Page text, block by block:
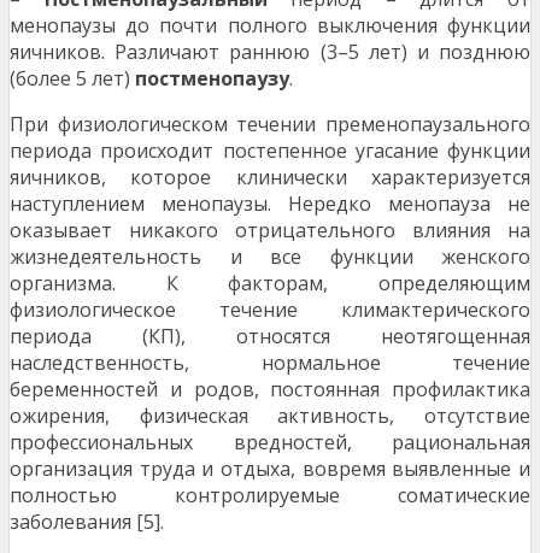
менопаузы до почти полного выключения функции
яичников. Различают раннюю (3–5 лет) и позднюю
(более 5 лет) постменопаузу.
При физиологическом течении пременопаузального
периода происходит постепенное угасание функции
яичников, которое клинически характеризуется
наступлением менопаузы. Нередко менопауза не
оказывает никакого отрицательного влияния на
жизнедеятельность и все функции женского
организма. К факторам, определяющим
физиологическое течение климактерического
периода (КП), относятся неотягощенная
наследственность, нормальное течение
беременностей и родов, постоянная профилактика
ожирения, физическая активность, отсутствие
профессиональных вредностей, рациональная
организация труда и отдыха, вовремя выявленные и
полностью контролируемые соматические
заболевания [5].